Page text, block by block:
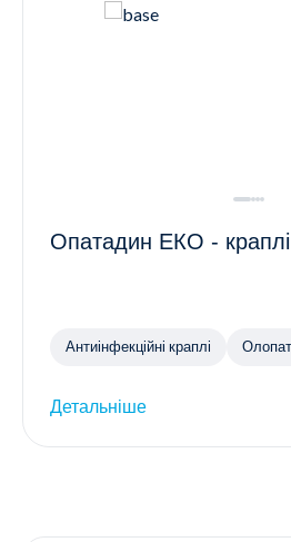
Опатадин ЕКО - краплі
Антиінфекційні краплі
Детальніше